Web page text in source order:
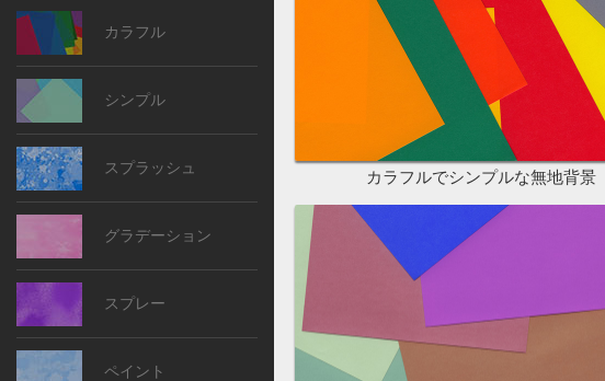
カラフルでシンプルな無地背景
カラフル
シンプル
スプラッシュ
グラデーション
スプレー
ペイント